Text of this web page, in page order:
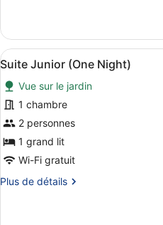
(Escapada)
le
type
de
Suite
Junior
(Escapada)
Afficher
toutes
les
photos
pour
ce
type
chambre :
8
Suite Junior (One Night)
Vue sur le jardin
1 chambre
2 personnes
1 grand lit
Wi-Fi gratuit
Plus de détails
Plus